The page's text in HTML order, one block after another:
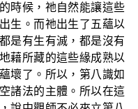
時候，祂自然能讓這些
生。而祂出生了五蘊以
是有生有滅，都是沒有
藉所藏的這些緣成熟以
壞了。所以，第八識如
諸法的主體。所以在這